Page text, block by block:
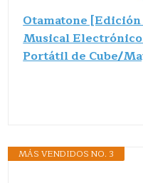
Otamatone
Musical
Portátil de Cube/
MÁS VENDIDOS NO. 3